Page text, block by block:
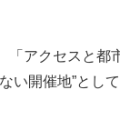
アクセスと都
い開催地”とし